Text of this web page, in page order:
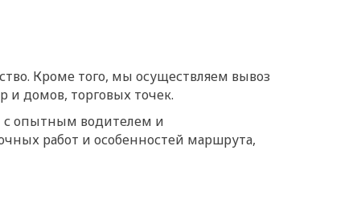
Кроме того, мы осуществляем вывоз
и домов, торговых точек.
с опытным водителем и
работ и особенностей маршрута,